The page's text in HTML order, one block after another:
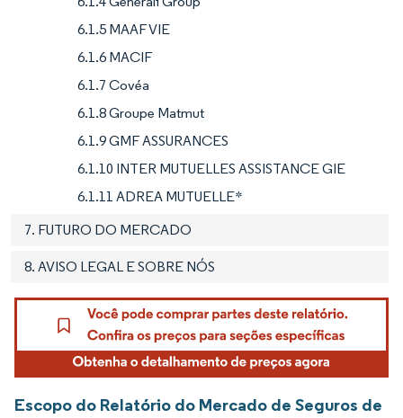
6.1.5 MAAF VIE
6.1.6 MACIF
6.1.7 Covéa
6.1.8 Groupe Matmut
6.1.9 GMF ASSURANCES
6.1.10 INTER MUTUELLES ASSISTANCE GIE
6.1.11 ADREA MUTUELLE*
7. FUTURO DO MERCADO
8. AVISO LEGAL E SOBRE NÓS
Escopo do Relatório do Mercado de Seguros de